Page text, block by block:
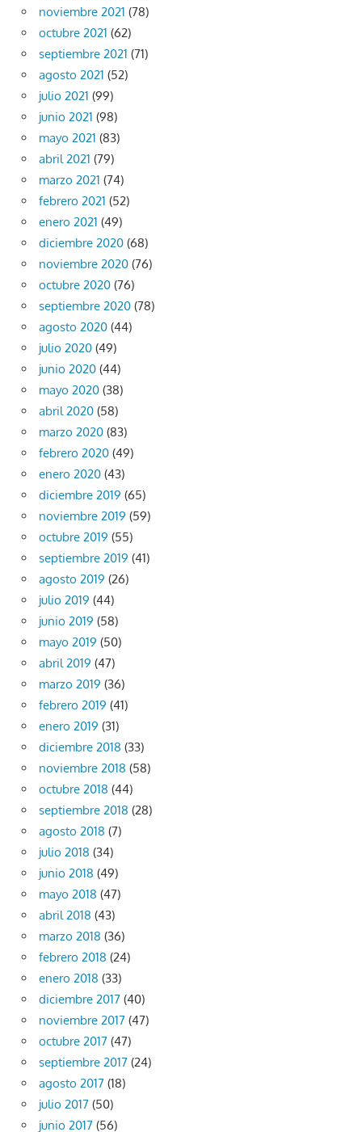
noviembre 2021 (78)
octubre 2021 (62)
septiembre 2021 (71)
agosto 2021 (52)
julio 2021 (99)
junio 2021 (98)
mayo 2021 (83)
abril 2021 (79)
marzo 2021 (74)
febrero 2021 (52)
enero 2021 (49)
diciembre 2020 (68)
noviembre 2020 (76)
octubre 2020 (76)
septiembre 2020 (78)
agosto 2020 (44)
julio 2020 (49)
junio 2020 (44)
mayo 2020 (38)
abril 2020 (58)
marzo 2020 (83)
febrero 2020 (49)
enero 2020 (43)
diciembre 2019 (65)
noviembre 2019 (59)
octubre 2019 (55)
septiembre 2019 (41)
agosto 2019 (26)
julio 2019 (44)
junio 2019 (58)
mayo 2019 (50)
abril 2019 (47)
marzo 2019 (36)
febrero 2019 (41)
enero 2019 (31)
diciembre 2018 (33)
noviembre 2018 (58)
octubre 2018 (44)
septiembre 2018 (28)
agosto 2018 (7)
julio 2018 (34)
junio 2018 (49)
mayo 2018 (47)
abril 2018 (43)
marzo 2018 (36)
febrero 2018 (24)
enero 2018 (33)
diciembre 2017 (40)
noviembre 2017 (47)
octubre 2017 (47)
septiembre 2017 (24)
agosto 2017 (18)
julio 2017 (50)
junio 2017 (56)